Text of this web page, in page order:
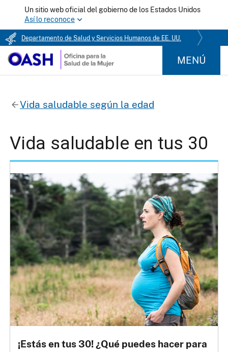
Un sitio web oficial del gobierno de los Estados Unidos
Así lo reconoce
Departamento de Salud y Servicios Humanos de EE. UU.
MENÚ
Vida saludable según la edad
Vida saludable en tus 30
¡Estás en tus 30! ¿Qué puedes hacer para